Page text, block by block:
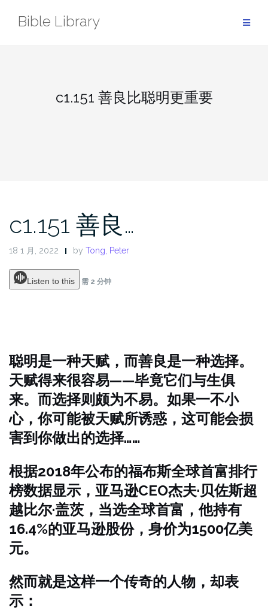
Bible Library
c1.151 善良比聪明更重要
c1.151 善良…
18 1 月, 2022 by Tong, Peter
Listen to this 需 2 分钟
聪明是一种天赋，而善良是一种选择。
天赋得来很容易——毕竟它们与生俱
来。而选择则颇为不易。如果一不小
心，你可能被天赋所诱惑，这可能会损
害到你做出的选择……
根据2018年公布的福布斯全球首富排行
榜数据显示，亚马逊CEO杰夫·贝佐斯超
越比尔·盖茨，当选全球首富，他持有
16.4%的亚马逊股份，身价为1500亿美
元。
然而就是这样一个传奇的人物，却表
示：